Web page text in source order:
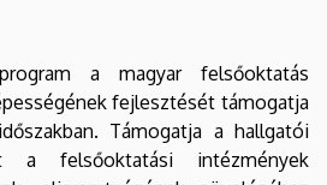
a magyar felsőoktatás
fejlesztését támogatja
Támogatja a hallgatói
a felsőoktatási intézmények